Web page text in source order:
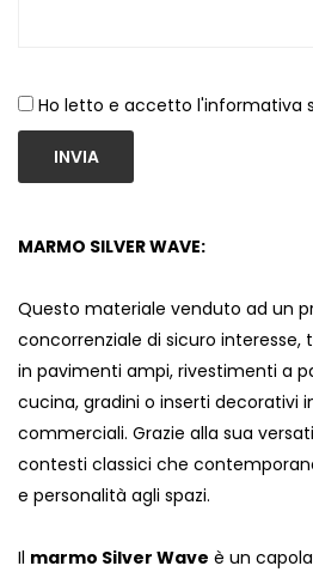
Ho letto e accetto l'informativa
INVIA
MARMO SILVER WAVE:
Questo materiale venduto ad un
concorrenziale di sicuro interesse,
in pavimenti ampi, rivestimenti a
cucina, gradini o inserti decorativi
commerciali. Grazie alla sua
contesti classici che
e personalità agli spazi.
Il marmo Silver Wave è un